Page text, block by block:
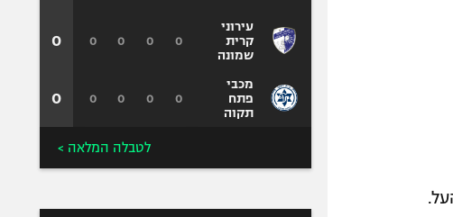
עירוני
קרית
שמונה
מכבי
פתח
תקוה
0
0
0
0
0
0
0
0
0
0
לטבלה המלאה >